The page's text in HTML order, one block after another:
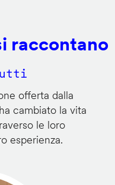
raccontano
offerta dalla
cambiato la vita
le loro
esperienza.